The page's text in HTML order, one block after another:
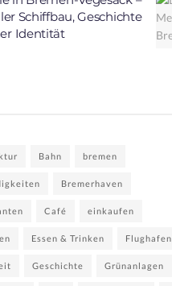
Schiffbau, Geschichte
Identität
Bahn bremen
Bremerhaven
Café einkaufen
Essen & Trinken Flughafen
Geschichte Grünanlagen